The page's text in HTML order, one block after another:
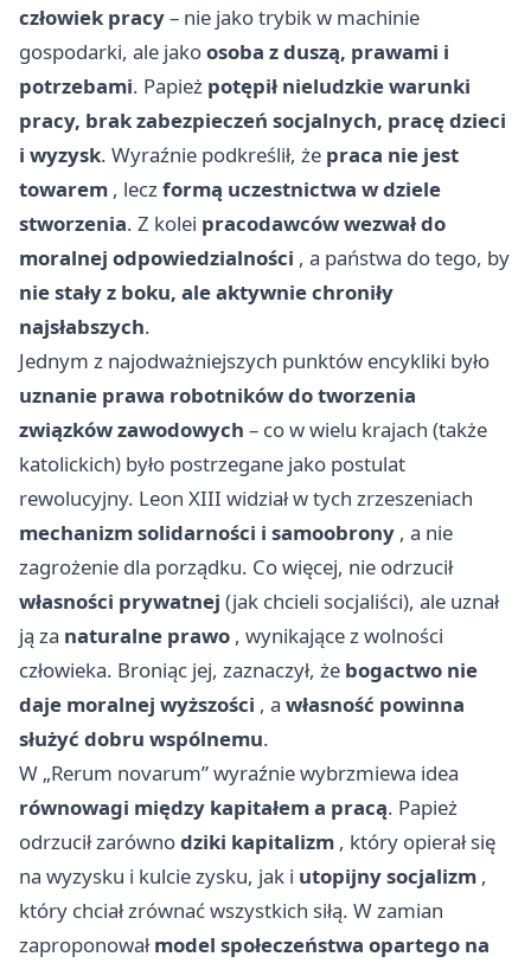
człowiek pracy– nie jako trybik w machinie
gospodarki, ale jakoosoba z duszą, prawami i
potrzebami. Papież potępił nieludzkie warunki
pracy, brak zabezpieczeń socjalnych, pracę dzieci
i wyzysk. Wyraźnie podkreślił, że praca nie jest
towarem , lecz formą uczestnictwa w dziele
stworzenia. Z kolei pracodawców wezwał do
moralnej odpowiedzialności , a państwa do tego, by
nie stały z boku, ale aktywnie chroniły
najsłabszych.
Jednym z najodważniejszych punktów encykliki było
uznanie prawa robotników do tworzenia
związków zawodowych – co w wielu krajach (także
katolickich) było postrzegane jako postulat
rewolucyjny. Leon XIII widział w tych zrzeszeniach
mechanizm solidarności i samoobrony , a nie
zagrożenie dla porządku. Co więcej, nie odrzucił
własności prywatnej (jak chcieli socjaliści), ale uznał
ją za naturalne prawo , wynikające z wolności
człowieka. Broniąc jej, zaznaczył, że bogactwo nie
daje moralnej wyższości , a własność powinna
służyć dobru wspólnemu.
W „Rerum novarum” wyraźnie wybrzmiewa idea
równowagi między kapitałem a pracą. Papież
odrzucił zarównodziki kapitalizm , który opierał się
na wyzysku i kulcie zysku, jak i utopijny socjalizm ,
który chciał zrównać wszystkich siłą. W zamian
zaproponowałmodel społeczeństwa opartego na